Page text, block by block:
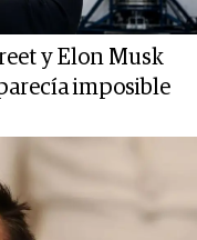
y Elon Musk
imposible